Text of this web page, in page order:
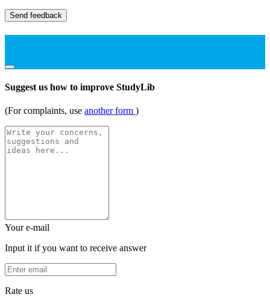
Send feedback
Suggest us how to improve StudyLib
(For complaints, use another form )
Your e-mail
Input it if you want to receive answer
Rate us